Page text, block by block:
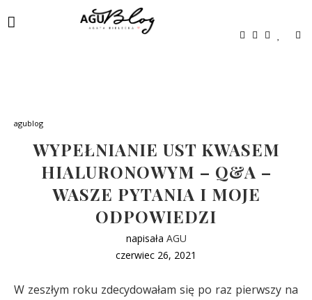
agublog
WYPEŁNIANIE UST KWASEM
HIALURONOWYM – Q&A –
WASZE PYTANIA I MOJE
ODPOWIEDZI
napisała AGU
czerwiec 26, 2021
W zeszłym roku zdecydowałam się po raz pierwszy na